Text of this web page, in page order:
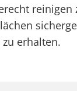
erhalten.